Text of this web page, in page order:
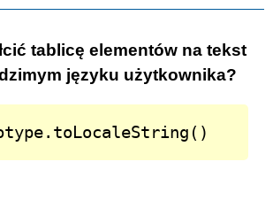
tablicę elementów na tekst
języku użytkownika?